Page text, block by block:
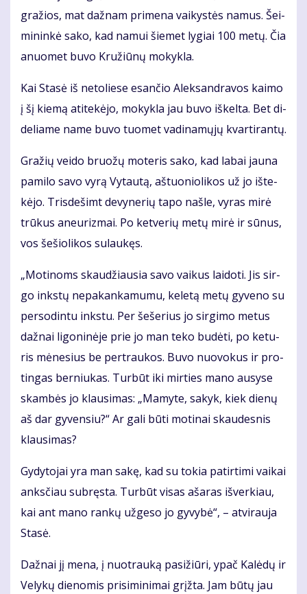
gra­žios, mat daž­nam pri­me­na vai­kys­tės na­mus. Šei­
mi­nin­kė sa­ko, kad na­mui šie­met ly­giai 100 me­tų. Čia
anuo­met bu­vo Kru­žiū­nų mo­kyk­la.
Kai Sta­sė iš ne­to­lie­se esan­čio Alek­san­dra­vos kai­mo
į šį kie­mą ati­te­kė­jo, mo­kyk­la jau bu­vo iš­kel­ta. Bet di­
de­lia­me na­me bu­vo tuo­met va­di­na­mų­jų kvar­ti­ran­tų.
Gra­žių vei­do bruo­žų mo­te­ris sa­ko, kad la­bai jau­na
pa­mi­lo sa­vo vy­rą Vy­tau­tą, aš­tuo­nio­li­kos už jo iš­te­
kė­jo. Tris­de­šimt de­vy­ne­rių ta­po naš­le, vy­ras mi­rė
trū­kus aneu­riz­mai. Po ket­ve­rių me­tų mi­rė ir sū­nus,
vos še­šio­li­kos su­lau­kęs.
„Mo­ti­noms skau­džiau­sia sa­vo vai­kus lai­do­ti. Jis sir­
go inks­tų ne­pa­kan­ka­mu­mu, ke­le­tą me­tų gy­ve­no su
per­so­din­tu inks­tu. Per še­še­rius jo sir­gi­mo me­tus
daž­nai li­go­ni­nė­je prie jo man te­ko bu­dė­ti, po ke­tu­
ris mė­ne­sius be per­trau­kos. Bu­vo nuo­vo­kus ir pro­
tin­gas ber­niu­kas. Tur­būt iki mir­ties ma­no au­sy­se
skam­bės jo klau­si­mas: „Ma­my­te, sa­kyk, kiek die­nų
aš dar gy­ven­siu?“ Ar ga­li bū­ti mo­ti­nai skau­des­nis
klau­si­mas?
Gy­dy­to­jai yra man sa­kę, kad su to­kia pa­tir­ti­mi vai­kai
anks­čiau su­bręs­ta. Tur­būt vi­sas aša­ras iš­ver­kiau,
kai ant ma­no ran­kų už­ge­so jo gy­vy­bė“, – at­vi­rau­ja
Sta­sė.
Daž­nai jį me­na, į nuo­trau­ką pa­si­žiū­ri, ypač Ka­lė­dų ir
Ve­ly­kų die­no­mis pri­si­mi­ni­mai grįž­ta. Jam bū­tų jau